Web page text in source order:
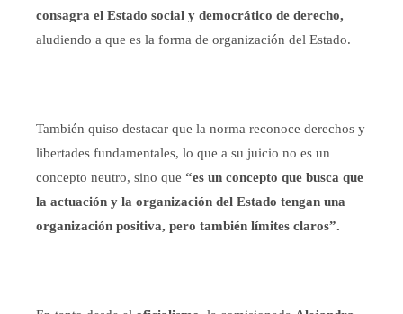
consagra el Estado social y democrático de derecho,
aludiendo a que es la forma de organización del Estado.
También quiso destacar que la norma reconoce derechos y
libertades fundamentales, lo que a su juicio no es un
concepto neutro, sino que “es un concepto que busca que
la actuación y la organización del Estado tengan una
organización positiva, pero también límites claros”.